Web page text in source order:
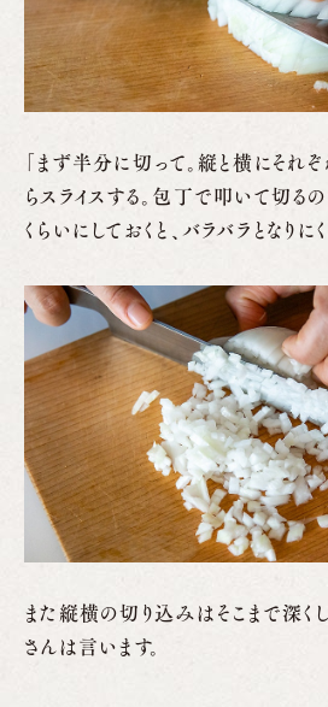
「まず半分に切って。縦と横にそれ
らスライスする。包丁で叩いて切る
くらいにしておくと、バラバラとなりに
また縦横の切り込みはそこまで深く
さんは言います。